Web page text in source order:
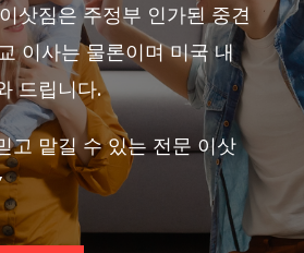
삿짐은 주정부 인가된 중견
이사는 물론이며 미국 내
드립니다.
고 맡길 수 있는 전문 이삿